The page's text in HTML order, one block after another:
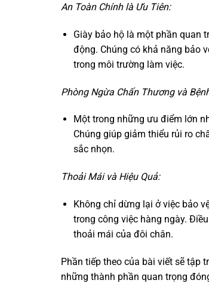
An Toàn Chính là Ưu Tiên:
Giày bảo hộ là một phần quan
động. Chúng có khả năng bảo
trong môi trường làm việc.
Phòng Ngừa Chấn Thương và
Một trong những ưu điểm lớn
Chúng giúp giảm thiểu rủi ro
sắc nhọn.
Thoải Mái và Hiệu Quả:
Không chỉ dừng lại ở việc bảo
trong công việc hàng ngày.
thoải mái của đôi chân.
Phần tiếp theo của bài viết sẽ tập
những thành phần quan trọng